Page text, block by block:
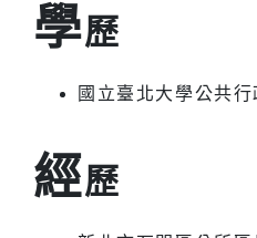
學歷
國立臺北大學公共
經歷